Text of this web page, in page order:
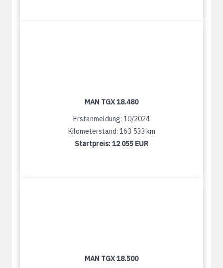
MAN TGX 18.480
Erstanmeldung: 10/2024
Kilometerstand: 163 533 km
Startpreis:12 055 EUR
MAN TGX 18.500